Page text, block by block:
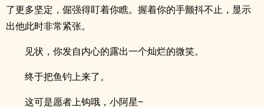
了更多坚定，倔强得盯着你瞧。握着你的手颤抖不止，显示
出他此时非常紧张。
见状，你发自内心的露出一个灿烂的微笑。
终于把鱼钓上来了。
这可是愿者上钩哦，小阿星~